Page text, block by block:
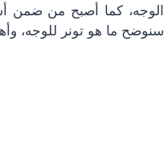
الوجه، كما أصبح من ضمن
سنوضح ما هو تونر للوجه،